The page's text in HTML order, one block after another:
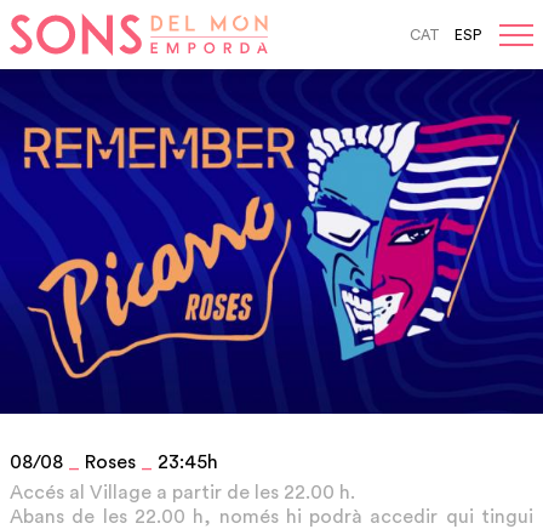
navigation
Skip
to
content
CAT ESP
08/08 Roses
23:45h
Accés al Village a partir de les 22.00 h.
Abans de les 22.00 h, només hi podrà accedir qui tingui